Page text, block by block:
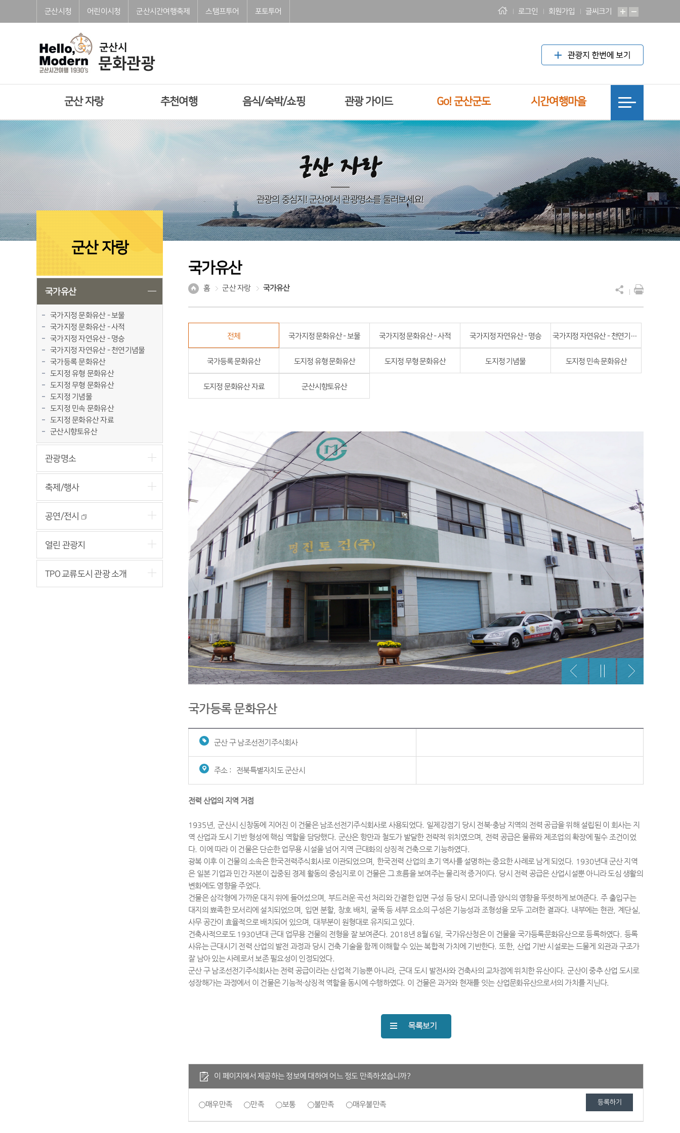
군산시청 어린이시청 군산시간여행축제 스탬프투어 포토투어 로그인 회원가입 글씨크기
군산 자랑 추천여행 음식/숙박/쇼핑 관광 가이드 Go! 군산군도 시간여행마을
군산 자랑
관광의 중심지! 군산에서 관광명소를 둘러보세요!
군산 자랑
국가유산
국가지정 문화유산 - 보물
국가지정 문화유산 - 사적
국가지정 자연유산 - 명승
국가지정 자연유산 - 천연기념물
국가등록 문화유산
도지정 유형 문화유산
도지정 무형 문화유산
도지정 기념물
도지정 민속 문화유산
도지정 문화유산 자료
군산시향토유산
관광명소
축제/행사
공연/전시
열린 관광지
TPO 교류도시 관광 소개
국가유산
홈 군산 자랑 국가유산
전체 국가지정 문화유산 - 보물 국가지정 문화유산 - 사적 국가지정 자연유산 - 명승 국가지정 자연유산 - 천연기념물
국가등록 문화유산 도지정 유형 문화유산 도지정 무형 문화유산 도지정 기념물 도지정 민속 문화유산
도지정 문화유산 자료 군산시향토유산
국가등록 문화유산
군산 구 남조선전기주식회사
주소 : 전북특별자치도 군산시
전력 산업의 지역 거점
1935년 ,군산시 신창동에 지어진 이 건물은 남조선전기주식회사로 사용되었다. 일제강점기 당시 전북·충남 지역의 전력 공급을 위해 설립된 이 회사는 지
역 산업과 도시 기반 형성에 핵심 역할을 담당했다. 군산은 항만과 철도가 발달한 전략적 위치였으며
전력 공급은 물류와 제조업의 확장에 필수 조건이었
다. 이에 따라 이 건물은 단순한 업무용 시설을 넘어 지역 근대화의 상징적 건축으로 기능하였다.
광복 이후 이 건물의 소속은 한국전력주식회사로 이관되었으며
한국전력 산업의 초기 역사를 설명하는 중요한 사례로 남게 되었다. 1930년대 군산 지역
은 일본 기업과 민간 자본이 집중된 경제 활동의 중심지로 이 건물은 그 흐름을 보여주는 물리적 증거이다. 당시 전력 공급은 산업시설뿐 아니라 도심 생활의
변화에도 영향을 주었다.
건물은 삼각형에 가까운 대지 위에 들어섰으며
부드러운 곡선 처리와 간결한 입면 구성 등 당시 모더니즘 양식의 영향을 뚜렷하게 보여준다.주 출입구는
대지의 뾰족한 모서리에 설치되었으며
입면 분할, 창호 배치 ,굴뚝 등 세부 요소의 구성은 기능성과 조형성을 모두 고려한 결과다. 내부에는 현관, 계단실
사무 공간이 효율적으로 배치되어 있으며
대부분이 원형대로 유지되고 있다.
건축사적으로도 1930년대 근대 업무용 건물의 전형을 잘 보여준다. 2018년 8월 6일 ,국가유산청은 이 건물을 국가등록문화유산으로 등록하였다. 등록
사유는 근대시기 전력 산업의 발전 과정과 당시 건축 기술을 함께 이해할 수 있는 복합적 가치에 기반한다. 또한, 산업 기반 시설로는 드물게 외관과 구조가
잘 남아 있는 사례로서 보존 필요성이 인정되었다.
군산 구 남조선전기주식회사는 전력 공급이라는 산업적 기능뿐 아니라, 근대 도시 발전사와 건축사의 교차점에 위치한 유산이다.군산이 중추 산업 도시로
성장해가는 과정에서 이 건물은 기능적·상징적 역할을 동시에 수행하였다. 이 건물은 과거와 현재를 잇는 산업문화유산으로서의 가치를 지닌다.
이 페이지에서 제공하는 정보에 대하여 어느 정도 만족하셨습니까?
매우만족 만족 보통 불만족 매우불만족